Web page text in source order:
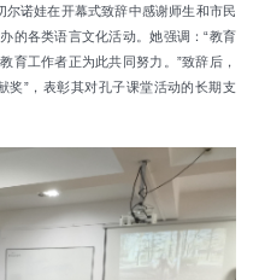
诺娃在开幕式致辞中感谢师生和市民
的各类语言文化活动。她强调：“教育
育工作者正为此共同努力。”致辞后，
奖”，表彰其对孔子课堂活动的长期支